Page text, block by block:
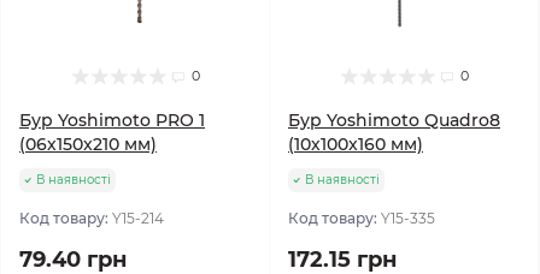
0
Бур Yoshimoto PRO 1
(06х150x210 мм)
В наявності
Код товару: Y15-214
79.40 грн
0
Бур Yoshimoto Quadro8
(10х100x160 мм)
В наявності
Код товару: Y15-335
172.15 грн